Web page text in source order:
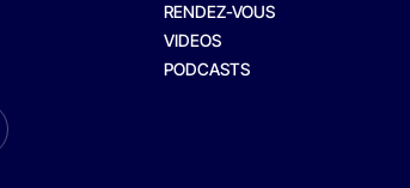
RENDEZ-VOUS
VIDEOS
PODCASTS